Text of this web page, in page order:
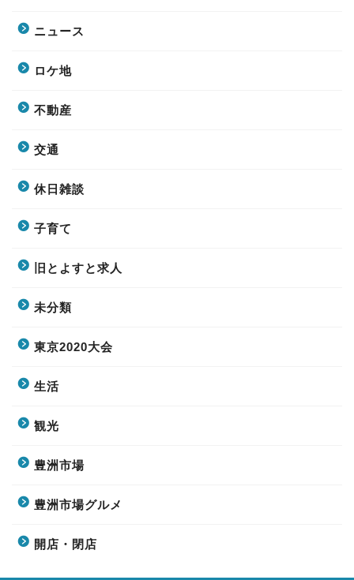
ニュース
ロケ地
不動産
交通
休日雑談
子育て
旧とよすと求人
未分類
東京2020大会
生活
観光
豊洲市場
豊洲市場グルメ
開店・閉店